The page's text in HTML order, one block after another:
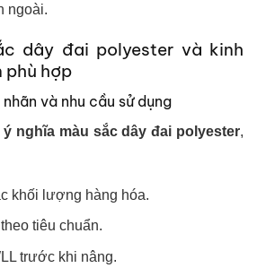
ngoài.
dây đai polyester và kinh
phù hợp
và nhu cầu sử dụng
ý nghĩa màu sắc dây đai polyester,
khối lượng hàng hóa.
tiêu chuẩn.
trước khi nâng.